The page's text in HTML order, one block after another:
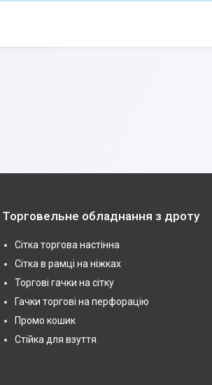
Торговельне обладнання з дроту
Сітка торгова настінна
Сітка в рамці на ніжках
Торгові гачки на сітку
Гачки торгові на перфорацію
Промо кошик
Стійка для взуття.